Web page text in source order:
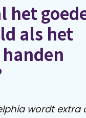
het
als het
wordt